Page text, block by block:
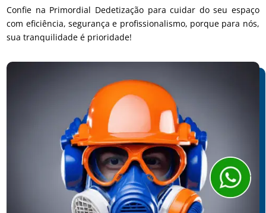
Confie na Primordial Dedetização para cuidar do seu espaço
com eficiência, segurança e profissionalismo, porque para nós,
sua tranquilidade é prioridade!